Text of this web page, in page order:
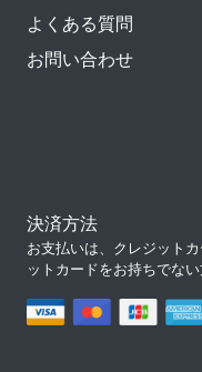
よくある質問
お問い合わせ
決済方法
お支払いは、クレジット
ットカードをお持ちでな